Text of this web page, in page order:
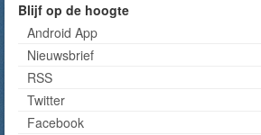
Blijf op de hoogte
Android App
Nieuwsbrief
RSS
Twitter
Facebook